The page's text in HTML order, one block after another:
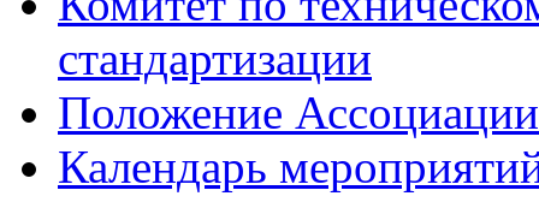
стандартизации
Положение
Календарь